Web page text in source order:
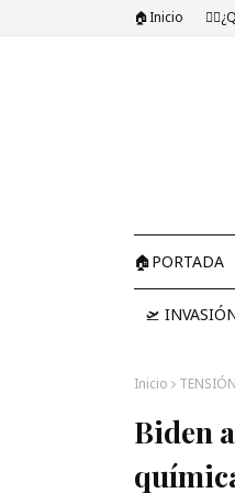
🏠Inicio
🏠PORTADA
🛫
Inicio
Biden